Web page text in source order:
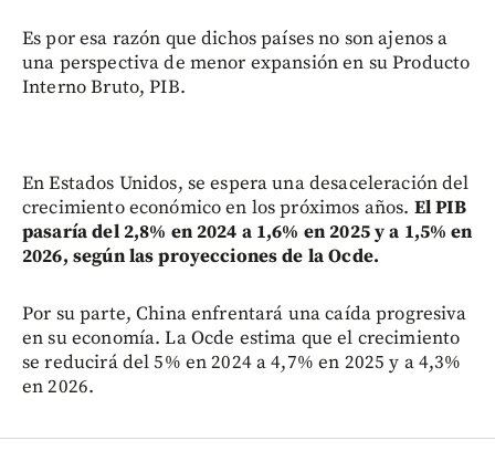
Es por esa razón que dichos países no son ajenos a
una perspectiva de menor expansión en su Producto
Interno Bruto, PIB.
En Estados Unidos, se espera una desaceleración del
crecimiento económico en los próximos años. El PIB
pasaría del 2,8% en 2024 a 1,6% en 2025 y a 1,5% en
2026, según las proyecciones de la Ocde.
Por su parte, China enfrentará una caída progresiva
en su economía. La Ocde estima que el crecimiento
se reducirá del 5% en 2024 a 4,7% en 2025 y a 4,3%
en 2026.